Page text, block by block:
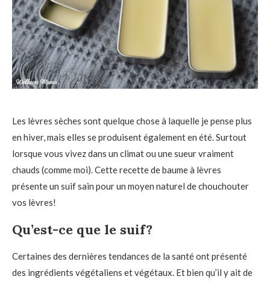
Les lèvres sèches sont quelque chose à laquelle je pense plus
en hiver, mais elles se produisent également en été. Surtout
lorsque vous vivez dans un climat ou une sueur vraiment
chauds (comme moi). Cette recette de baume à lèvres
présente un suif sain pour un moyen naturel de chouchouter
vos lèvres!
Qu’est-ce que le suif?
Certaines des dernières tendances de la santé ont présenté
des ingrédients végétaliens et végétaux. Et bien qu’il y ait de